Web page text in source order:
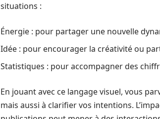
situations :
Énergie : pour partager une nouvelle
Idée : pour encourager la créativité ou
Statistiques : pour accompagner des
En jouant avec ce langage visuel, vous
mais aussi à clarifier vos intentions.